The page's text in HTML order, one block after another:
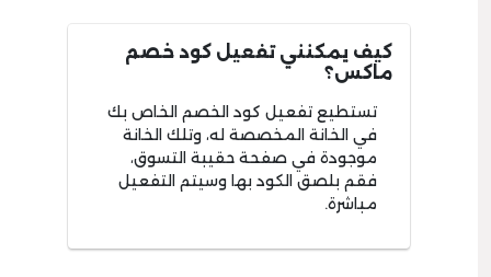
كيف يمكنني تفعيل كود خصم
ماكس؟
تستطيع تفعيل كود الخصم الخاص بك
في الخانة المخصصة له، وتلك الخانة
موجودة في صفحة حقيبة التسوق،
فقم بلصق الكود بها وسيتم التفعيل
مباشرة.